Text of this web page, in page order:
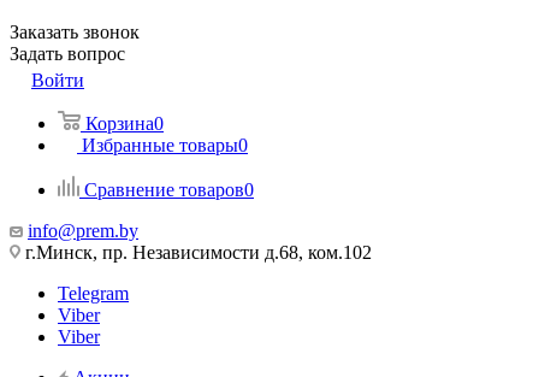
Заказать звонок
Задать вопрос
Войти
Корзина0
Избранные товары0
Сравнение товаров0
info@prem.by
г.Минск, пр. Независимости д.68, ком.102
Telegram
Viber
Viber